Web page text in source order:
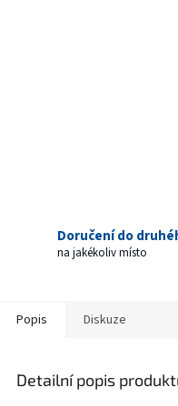
Doručení do
na jakékoliv místo
Popis Diskuze
Detailní popis